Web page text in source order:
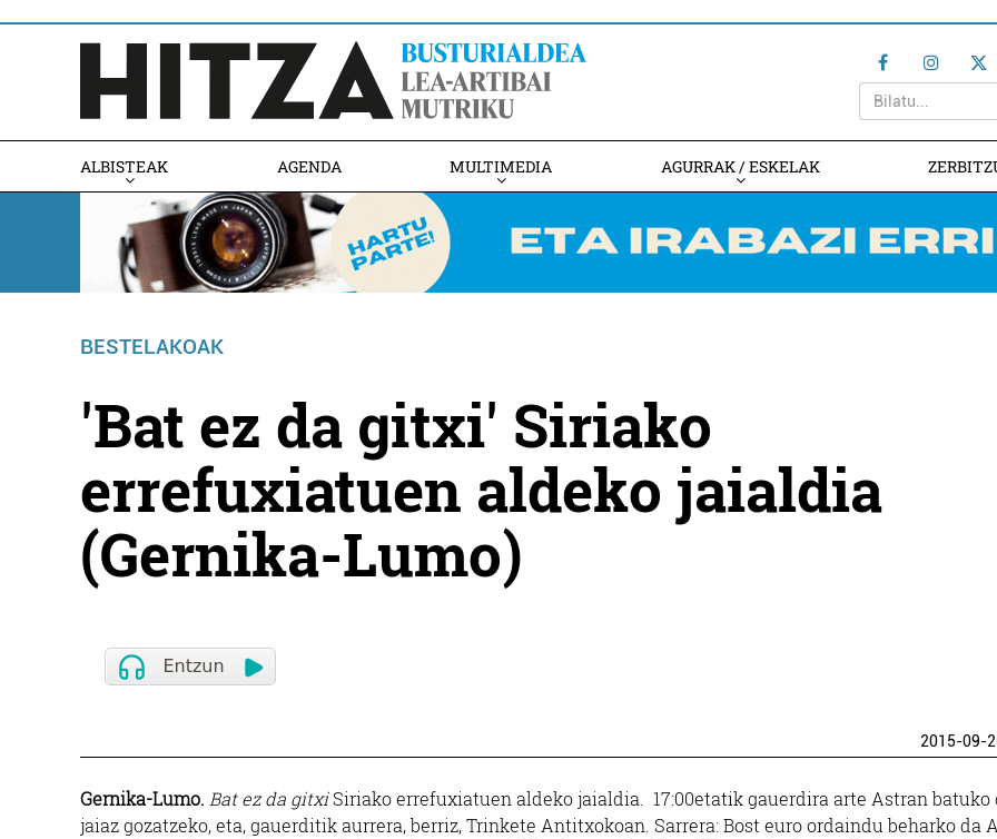
ALBISTEAK AGENDA MULTIMEDIA AGURRAK / ESKELAK
BESTELAKOAK
'Bat ez da gitxi' Siriako
errefuxiatuen aldeko jaialdia
(Gernika-Lumo)
2015-09-
Gernika-Lumo. Bat ez da gitxiSiriako errefuxiatuen aldeko jaialdia. 17:00etatik gauerdira arte Astran batuko
jaiaz gozatzeko, eta, gauerditik aurrera, berriz, Trinkete Antitxokoan. Sarrera: Bost euro ordaindu beharko da